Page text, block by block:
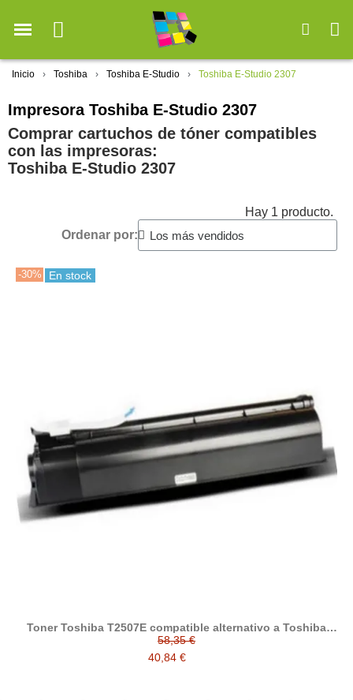
Inicio Toshiba Toshiba E-Studio Toshiba E-Studio 2307
Impresora Toshiba E-Studio 2307
Comprar cartuchos de tóner compatibles
con las impresoras:
Toshiba E-Studio 2307
Hay 1 producto.
Ordenar por:
-30% En stock
Toner Toshiba T2507E compatible alternativo a Toshiba
6AG00005086
58,35 €
40,84 €